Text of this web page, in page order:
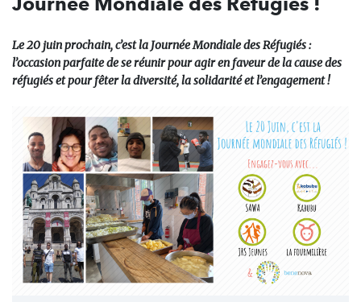
Le 20 juin prochain, c’est la Journée Mondiale des Réfugiés :
l’occasion parfaite de se réunir pour agir en faveur de la cause des
réfugiés et pour fêter la diversité, la solidarité et l’engagement !